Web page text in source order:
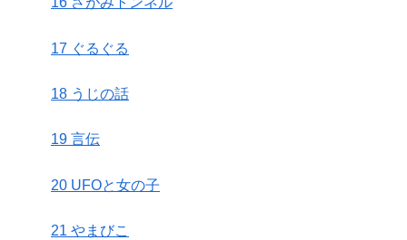
17 ぐるぐる
18 うじの話
19 言伝
20 UFOと女の子
21 やまびこ